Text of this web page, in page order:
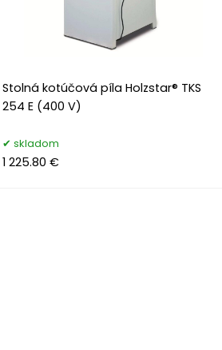
Stolná kotúčová píla Holzstar® TKS
254 E (400 V)
skladom
1 225.80 €